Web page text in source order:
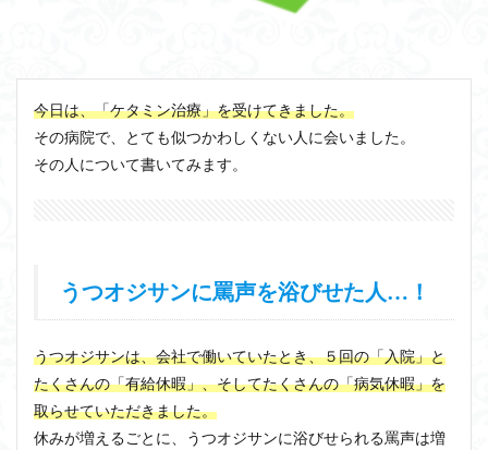
今日は、「ケタミン治療」を受けてきました。
その病院で、とても似つかわしくない人に会いました。
その人について書いてみます。
うつオジサンに罵声を浴びせた人…！
うつオジサンは、会社で働いていたとき、５回の「入院」と
たくさんの「有給休暇」、そしてたくさんの「病気休暇」を
取らせていただきました。
休みが増えるごとに、うつオジサンに浴びせられる罵声は増